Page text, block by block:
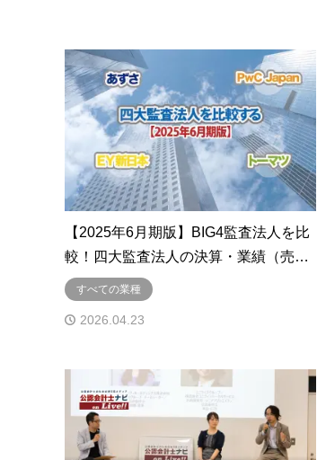
【2025年6月期版】BIG4監査法人を比
較！四大監査法人の決算・業績（売…
すべての業種
2026.04.23